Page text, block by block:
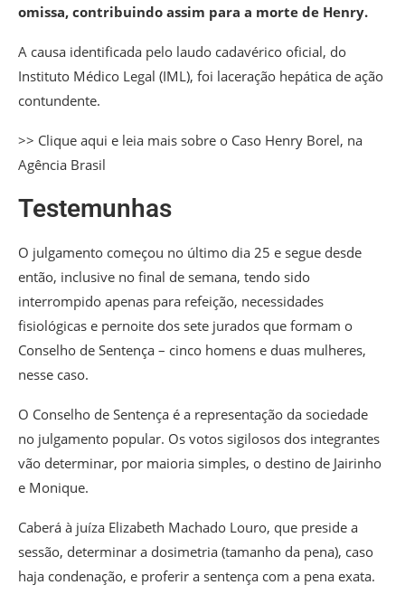
omissa, contribuindo assim para a morte de Henry.
A causa identificada pelo laudo cadavérico oficial, do
Instituto Médico Legal (IML), foi laceração hepática de ação
contundente.
>> Clique aqui e leia mais sobre o Caso Henry Borel, na
Agência Brasil
Testemunhas
O julgamento começou no último dia 25 e segue desde
então, inclusive no final de semana, tendo sido
interrompido apenas para refeição, necessidades
fisiológicas e pernoite dos sete jurados que formam o
Conselho de Sentença – cinco homens e duas mulheres,
nesse caso.
O Conselho de Sentença é a representação da sociedade
no julgamento popular. Os votos sigilosos dos integrantes
vão determinar, por maioria simples, o destino de Jairinho
e Monique.
Caberá à juíza Elizabeth Machado Louro, que preside a
sessão, determinar a dosimetria (tamanho da pena), caso
haja condenação, e proferir a sentença com a pena exata.